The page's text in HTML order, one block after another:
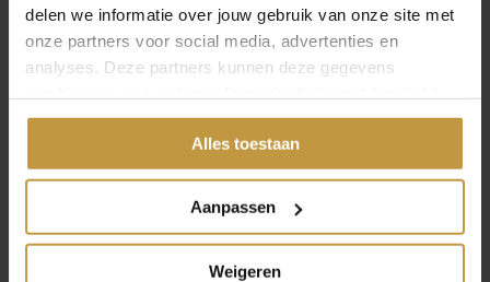
delen we informatie over jouw gebruik van onze site met
onze partners voor social media, advertenties en
analyses. Deze partners kunnen deze gegevens
gedeeld of die ze hebben verzameld via jouw gebruik van
Alles toestaan
Aanpassen
Weigeren
Tommy Hilfiger horloges
Kleuren